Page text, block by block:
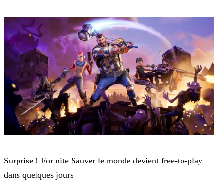
Surprise ! Fortnite Sauver le monde devient free-to-play
dans quelques jours